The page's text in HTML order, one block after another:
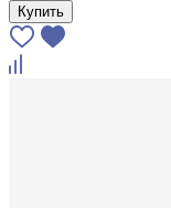
Купить